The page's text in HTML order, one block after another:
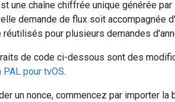
une chaîne chiffrée unique générée
demande de flux soit accompagnée
réutilisés pour plusieurs demandes
de code ci-dessous sont des
pour tvOS.
un nonce, commencez par importer la